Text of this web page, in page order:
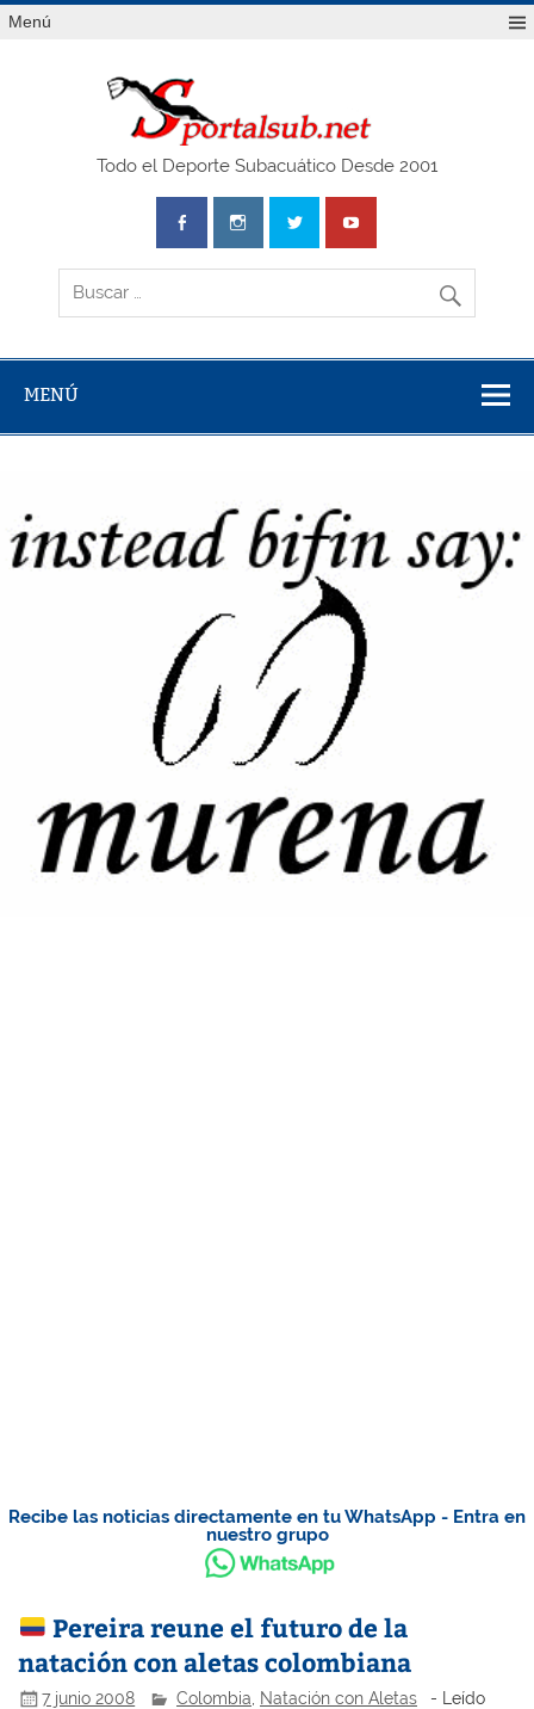
Saltar
alMenú
Todo el Deporte Subacuático Desde 2001
MENÚ
Recibe las noticias directamente en tu WhatsApp - Entra en
nuestro grupo
Pereira reune el futuro de la
natación con aletas colombiana
7 junio 2008 Colombia Natación con Aletas
- Leído